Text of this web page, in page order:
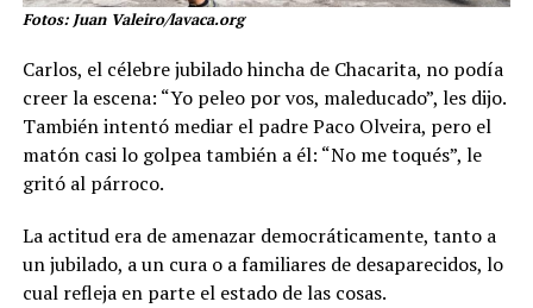
Fotos: Juan Valeiro/lavaca.org
Carlos, el célebre jubilado hincha de Chacarita, no podía
creer la escena: “Yo peleo por vos, maleducado”, les dijo.
También intentó mediar el padre Paco Olveira, pero el
matón casi lo golpea también a él: “No me toqués”, le
gritó al párroco.
La actitud era de amenazar democráticamente, tanto a
un jubilado, a un cura o a familiares de desaparecidos, lo
cual refleja en parte el estado de las cosas.